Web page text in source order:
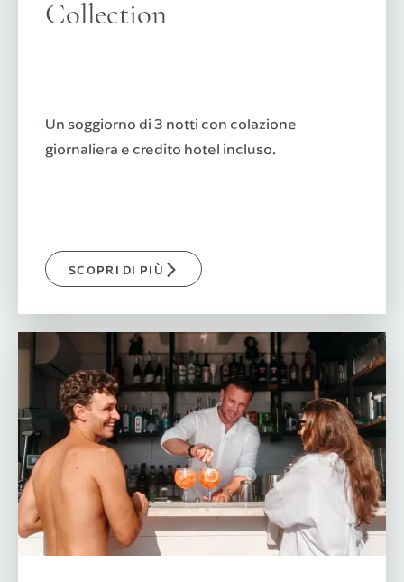
Collection
Un soggiorno di 3 notti con colazione
giornaliera e credito hotel incluso.
SCOPRI DI PIÙ